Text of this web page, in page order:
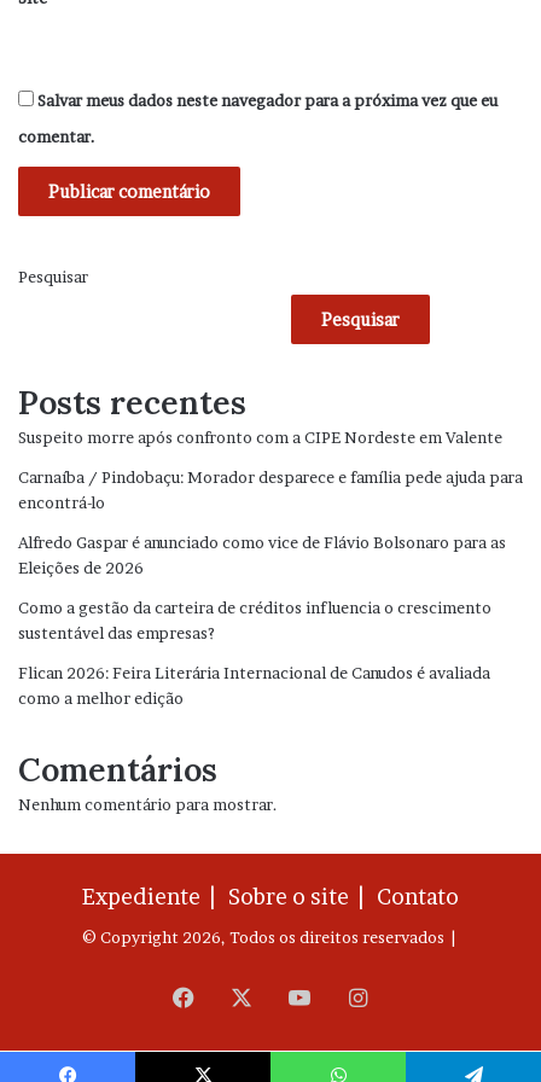
Salvar meus dados neste navegador para a próxima vez que eu
comentar.
Pesquisar
Pesquisar
Posts recentes
Suspeito morre após confronto com a CIPE Nordeste em Valente
Carnaíba / Pindobaçu: Morador desparece e família pede ajuda para
encontrá-lo
Alfredo Gaspar é anunciado como vice de Flávio Bolsonaro para as
Eleições de 2026
Como a gestão da carteira de créditos influencia o crescimento
sustentável das empresas?
Flican 2026: Feira Literária Internacional de Canudos é avaliada
como a melhor edição
Comentários
Nenhum comentário para mostrar.
Expediente | Sobre o site | Contato
© Copyright 2026, Todos os direitos reservados |
Facebook YouTubeInstagram